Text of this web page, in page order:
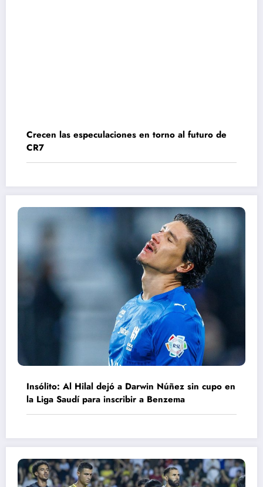
Crecen las especulaciones en torno al futuro de
CR7
Insólito: Al Hilal dejó a Darwin Núñez sin cupo en
la Liga Saudí para inscribir a Benzema